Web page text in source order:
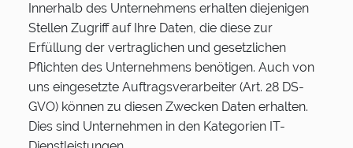
Innerhalb des Unternehmens erhalten diejenigen
Stellen Zugriff auf Ihre Daten, die diese zur
Erfüllung der vertraglichen und gesetzlichen
Pflichten des Unternehmens benötigen. Auch von
uns eingesetzte Auftragsverarbeiter (Art. 28 DS-
GVO) können zu diesen Zwecken Daten erhalten.
Dies sind Unternehmen in den Kategorien IT-